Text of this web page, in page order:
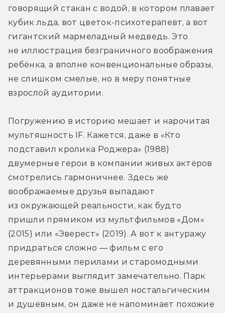
говорящий стакан с водой, в котором плавает
кубик льда, вот цветок-психотерапевт, а вот
гигантский мармеладный медведь. Это
не иллюстрация безграничного воображения
ребёнка, а вполне конвенциональные образы,
не слишком смелые, но в меру понятные
взрослой аудитории.
Погружению в историю мешает и нарочитая
мультяшность IF. Кажется, даже в «Кто
подставил кролика Роджера» (1988)
двумерные герои в компании живых актёров
смотрелись гармоничнее. Здесь же
воображаемые друзья выпадают
из окружающей реальности, как будто
пришли прямиком из мультфильмов «Дом»
(2015) или «Эверест» (2019). А вот к антуражу
придраться сложно — фильм с его
деревянными перилами и старомодными
интерьерами выглядит замечательно. Парк
аттракционов тоже вышел ностальгическим
и душевным, он даже не напоминает похожие